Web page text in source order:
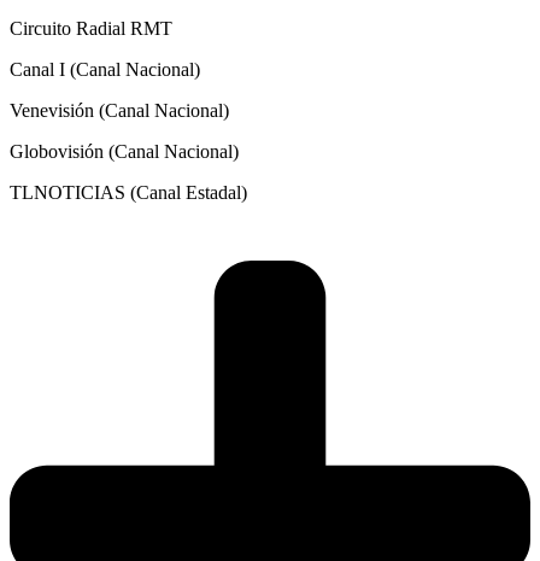
Circuito Radial RMT
Canal I (Canal Nacional)
Venevisión (Canal Nacional)
Globovisión (Canal Nacional)
TLNOTICIAS (Canal Estadal)